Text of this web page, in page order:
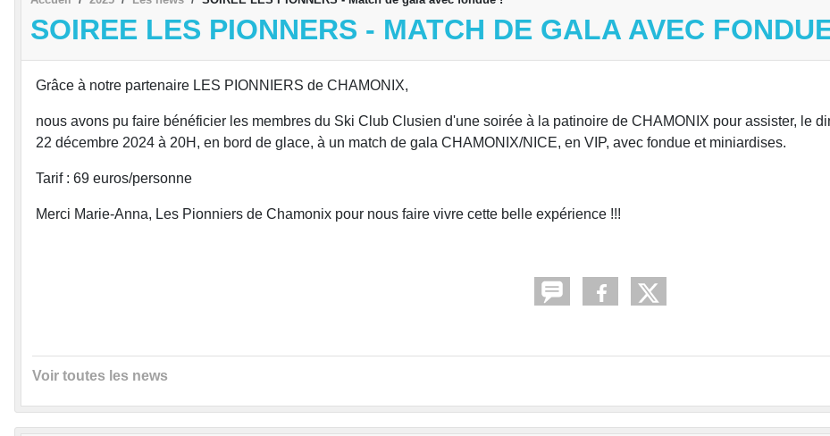
SOIREE LES PIONNERS - MATCH DE GALA AVEC
Grâce à notre partenaire LES PIONNIERS de CHAMONIX,
nous avons pu faire bénéficier les membres du Ski Club Clusien d'une soirée à la patinoire de CHAMONIX pour assister, le
22 décembre 2024 à 20H, en bord de glace, à un match de gala CHAMONIX/NICE, en VIP, avec fondue et miniardises.
Tarif : 69 euros/personne
Merci Marie-Anna, Les Pionniers de Chamonix pour nous faire vivre cette belle expérience !!!
Voir toutes les news